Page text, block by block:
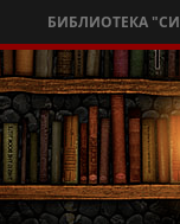
БИБЛИОТЕКА